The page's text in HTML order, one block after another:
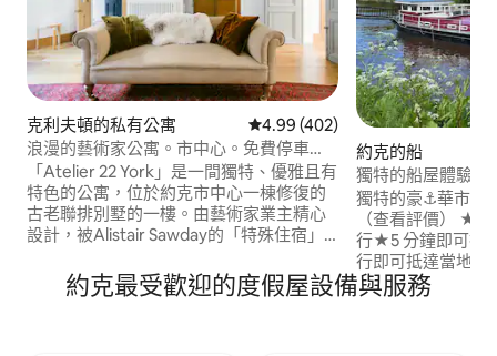
克利夫頓的私有公寓 從 402 則評價中獲得 4.99 的平均
4.99 (402)
浪漫的藝術家公寓。市中心。免費停車
位。
「Atelier 22 York」是一間獨特、優雅且有
特色的公寓，位於約克市中心一棟修復的
古老聯排別墅的一樓。由藝術家業主精心
設計，被Alistair Sawday的「特殊住宿」
代和設計師家具。 -步行 8 分鐘即可抵達約
克大教堂。 -步行 8 分鐘即可抵達約克車
約克的船
獨特的船屋體驗|
獨特的豪⚓️華市中心住宿
（查看評價） ★
行★5 分鐘即可抵
行即可抵達當地時
供★ 3間臥室寢具
有所有現代化設備
約克最受歡迎的度假屋設備與服務